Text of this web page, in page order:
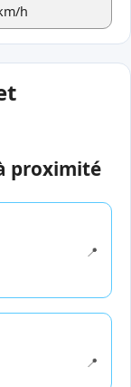
h
proximité
📍
📍